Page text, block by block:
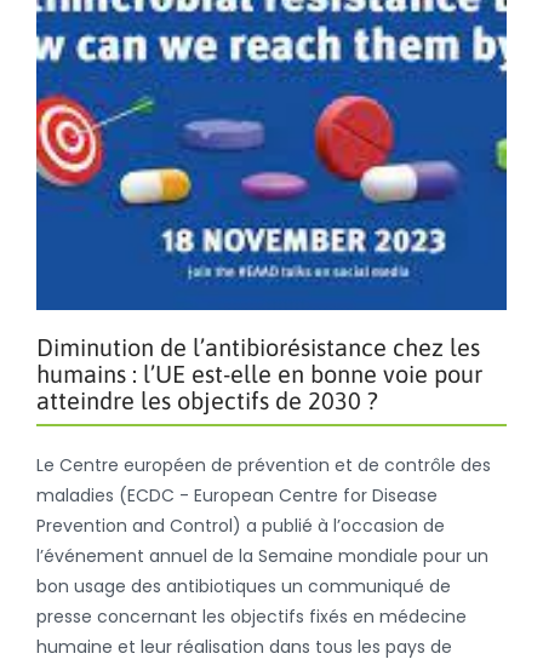
Diminution de l’antibiorésistance chez les
humains : l’UE est-elle en bonne voie pour
atteindre les objectifs de 2030 ?
Le Centre européen de prévention et de contrôle des
maladies (ECDC - European Centre for Disease
Prevention and Control) a publié à l’occasion de
l’événement annuel de la Semaine mondiale pour un
bon usage des antibiotiques un communiqué de
presse concernant les objectifs fixés en médecine
humaine et leur réalisation dans tous les pays de